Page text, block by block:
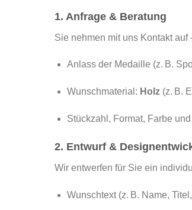
1. Anfrage & Beratung
Sie nehmen mit uns Kontakt auf
Anlass der Medaille (z. B.
Wunschmaterial: Holz(z. B.
Stückzahl, Format, Farbe
2. Entwurf &
Wir entwerfen für Sie ein
Wunschtext (z. B. Name,